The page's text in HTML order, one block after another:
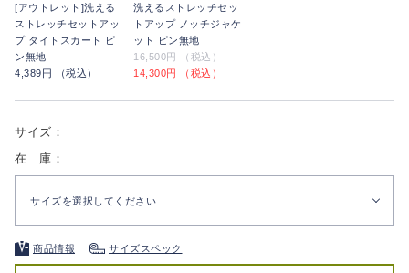
[アウトレット]洗える
ストレッチセットアッ
プ タイトスカート ピ
ン無地
4,389円 （税込）
洗えるストレッチセッ
トアップ ノッチジャケ
ット ピン無地
16,500円 （税込）
14,300円 （税込）
サイズ：
在 庫：
サイズを選択してください
商品情報 サイズスペック